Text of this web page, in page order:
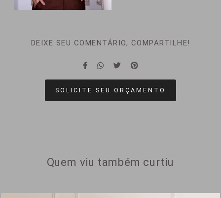
DEIXE SEU COMENTÁRIO, COMPARTILHE!
SOLICITE SEU ORÇAMENTO
Quem viu também curtiu